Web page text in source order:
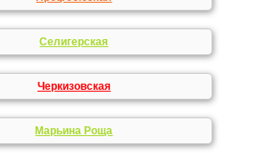
Селигерская
Черкизовская
Марьина Роща